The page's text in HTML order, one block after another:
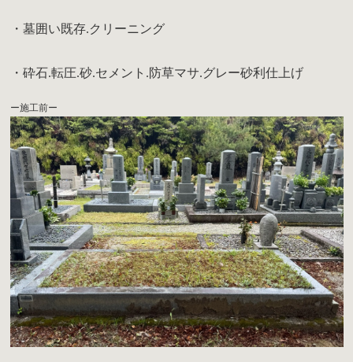
・墓囲い既存.クリーニング
・砕石.転圧.砂.セメント.防草マサ.グレー砂利仕上げ
ー施工前ー